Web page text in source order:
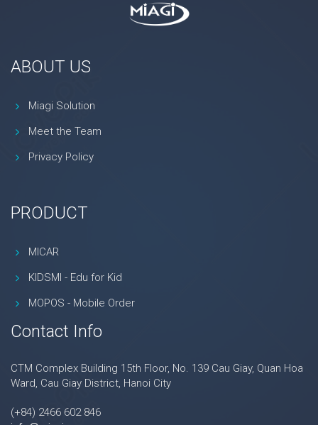
ABOUT US
Miagi Solution
Meet the Team
Privacy Policy
PRODUCT
MICAR
KIDSMI - Edu for Kid
MOPOS - Mobile Order
Contact Info
CTM Complex Building 15th Floor, No. 139 Cau Giay, Quan Hoa
Ward, Cau Giay District, Hanoi City
(+84) 2466 602 846